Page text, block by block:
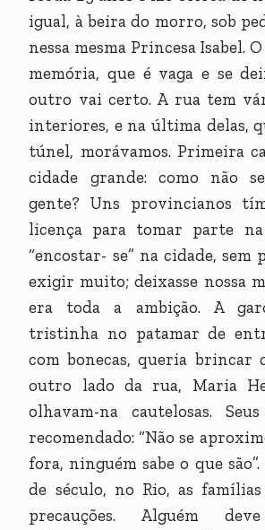
igual, à beira do morro, sob
nessa mesma Princesa Isabel.
memória, que é vaga e se
outro vai certo. A rua tem
interiores, e na última delas,
túnel, morávamos. Primeira
cidade grande: como não
gente? Uns provincianos
licença para tomar parte
“encostar- se” na cidade,
exigir muito; deixasse nossa
era toda a ambição. A
tristinha no patamar de
com bonecas, queria brincar
outro lado da rua, Maria
olhavam-na cautelosas.
recomendado: “Não se
fora, ninguém sabe o que
de século, no Rio, as
precauções. Alguém